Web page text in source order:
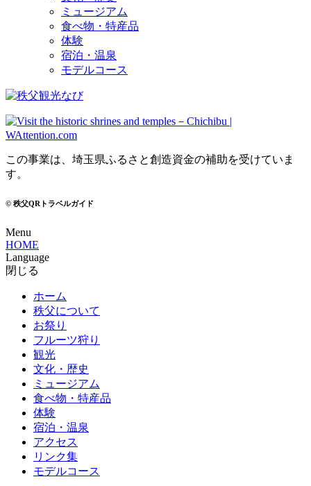
ミュージアム
食べ物・特産品
体験
宿泊・温泉
モデルコース
この事業は、埼玉県ふるさと創造資金の補助を受けていま
す。
© 秩父QRトラベルガイド
Menu
HOME
Language
閉じる
ホーム
秩父について
お祭り
フルーツ狩り
観光
文化・歴史
ミュージアム
食べ物・特産品
体験
宿泊・温泉
アクセス
リンク集
モデルコース